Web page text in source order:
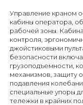
Управление краном
кабины оператора,
рабочей зоны.
контроля,
джойстиковыми
безопасности
грузоподъемности,
механизмов, защиту
подавления
специальные упоры
тележки в крайних